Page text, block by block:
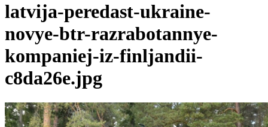
latvija-peredast-ukraine-
novye-btr-razrabotannye-
kompaniej-iz-finljandii-
c8da26e.jpg